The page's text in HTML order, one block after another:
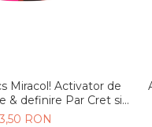
Miracol! Activator de
& definire Par Cret si
450g
RON